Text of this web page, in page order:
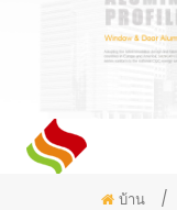
บ้าน /